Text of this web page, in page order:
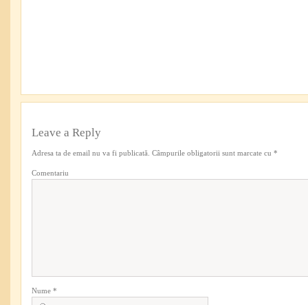
Leave a Reply
Adresa ta de email nu va fi publicată. Câmpurile obligatorii sunt marcate cu *
Comentariu
Nume *